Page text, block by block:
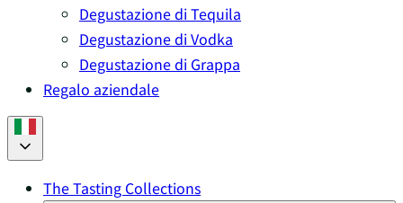
Degustazione di Tequila
Degustazione di Vodka
Degustazione di Grappa
Regalo aziendale
The Tasting Collections